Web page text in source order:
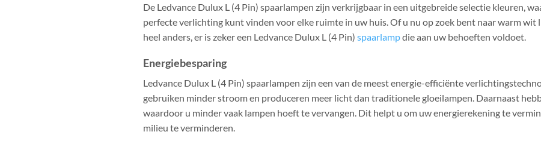
De Ledvance Dulux L (4 Pin) spaarlampen zijn verkrijgbaar in een uitgebreide selectie kleuren,
perfecte verlichting kunt vinden voor elke ruimte in uw huis. Of u nu op zoek bent naar warm wit
heel anders, er is zeker een Ledvance Dulux L (4 Pin)spaarlampdie aan uw behoeften voldoet.
Energiebesparing
Ledvance Dulux L (4 Pin) spaarlampen zijn een van de meest energie-efficiënte
gebruiken minder stroom en produceren meer licht dan traditionele gloeilampen. Daarnaast
waardoor u minder vaak lampen hoeft te vervangen. Dit helpt u om uw energierekening te
milieu te verminderen.